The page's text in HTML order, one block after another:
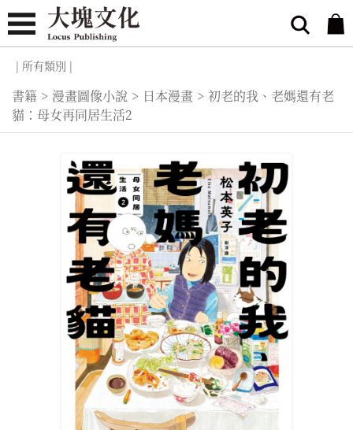
| 所有類別 |
書籍 > 漫畫圖像小說 > 日本漫畫 > 初老的我、老媽還有老
貓：母女再同居生活2